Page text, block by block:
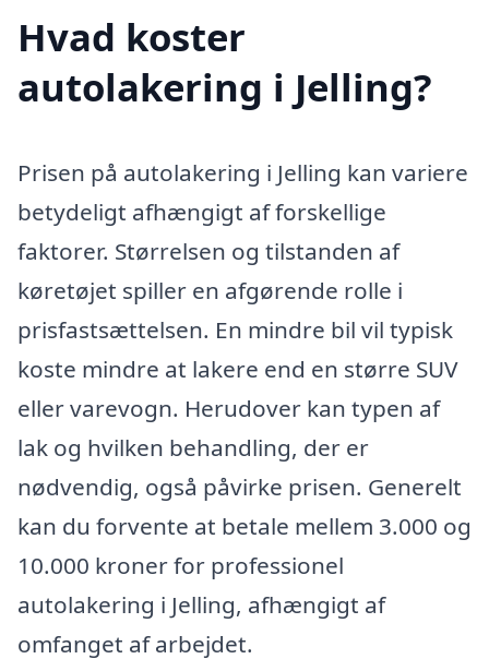
Hvad koster
autolakering i Jelling?
Prisen på autolakering i Jelling kan variere
betydeligt afhængigt af forskellige
faktorer. Størrelsen og tilstanden af
køretøjet spiller en afgørende rolle i
prisfastsættelsen. En mindre bil vil typisk
koste mindre at lakere end en større SUV
eller varevogn. Herudover kan typen af
lak og hvilken behandling, der er
nødvendig, også påvirke prisen. Generelt
kan du forvente at betale mellem 3.000 og
10.000 kroner for professionel
autolakering i Jelling, afhængigt af
omfanget af arbejdet.